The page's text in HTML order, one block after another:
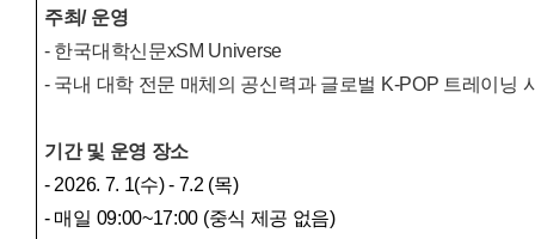
주최/ 운영
- 한국대학신문xSM Universe
- 국내 대학 전문 매체의 공신력과 글로벌 K-POP 트레이닝
기간 및 운영 장소
- 2026. 7. 1(수) - 7.2 (목)
- 매일 09:00~17:00 (중식 제공 없음)